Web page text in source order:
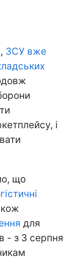
ЗСУ вже
і
що
для
- з 3 серпня